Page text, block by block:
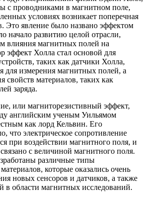
с проводниками в магнитном поле,
условиях возникает поперечная
Это явление было названо эффектом
начало развитию целой отрасли,
влияния магнитных полей на
эффект Холла стал основой для
таких как датчики Холла,
для измерения магнитных полей, а
свойств материалов, таких как
заряда.
или магниторезистивный эффект,
английским ученым Уильямом
как лорд Кельвин. Его
что электрическое сопротивление
при воздействии магнитного поля, и
с величиной магнитного поля.
различные типы
которые оказались очень
новых сенсоров и датчиков, а также
в области магнитных исследований.